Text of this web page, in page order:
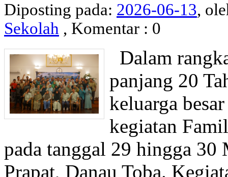
Diposting pada: 2026-06-13,
Sekolah , Komentar : 0
Dalam
panjang 20
keluarga
kegiatan
pada tanggal 29 hingga 30
Prapat, Danau Toba.